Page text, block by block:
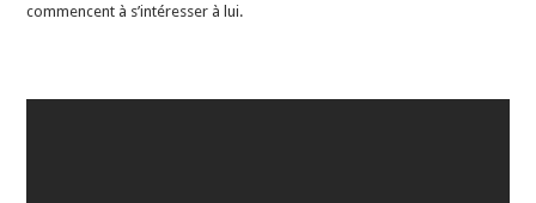
commencent à s’intéresser à lui.